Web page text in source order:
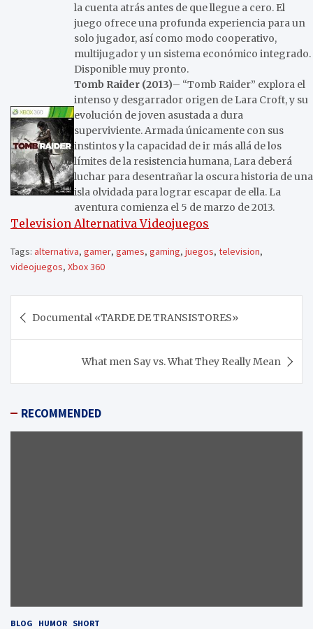
la cuenta atrás antes de que llegue a cero. El
juego ofrece una profunda experiencia para un
solo jugador, así como modo cooperativo,
multijugador y un sistema económico integrado.
Disponible muy pronto.
Tomb Raider (2013)– “Tomb Raider” explora el
intenso y desgarrador origen de Lara Croft, y su
evolución de joven asustada a dura
superviviente. Armada únicamente con sus
instintos y la capacidad de ir más allá de los
límites de la resistencia humana, Lara deberá
luchar para desentrañar la oscura historia de una
isla olvidada para lograr escapar de ella. La
aventura comienza el 5 de marzo de 2013.
Television Alternativa Videojuegos
Tags: alternativa, gamer, games, gaming, juegos, television,
videojuegos, Xbox 360
de Documental «TARDE DE TRANSISTORES»
What men Say vs. What They Really Mean
RECOMMENDED
BLOG HUMOR SHORT